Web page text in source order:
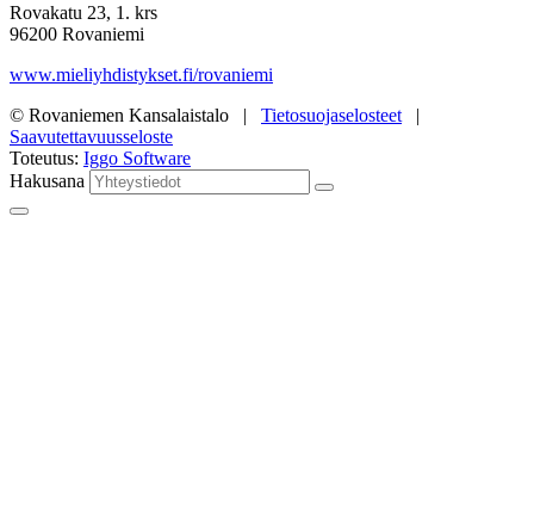
Rovakatu 23, 1. krs
96200 Rovaniemi
www.mieliyhdistykset.fi/rovaniemi
© Rovaniemen Kansalaistalo | Tietosuojaselosteet |
Saavutettavuusseloste
Toteutus: Iggo Software
Hakusana